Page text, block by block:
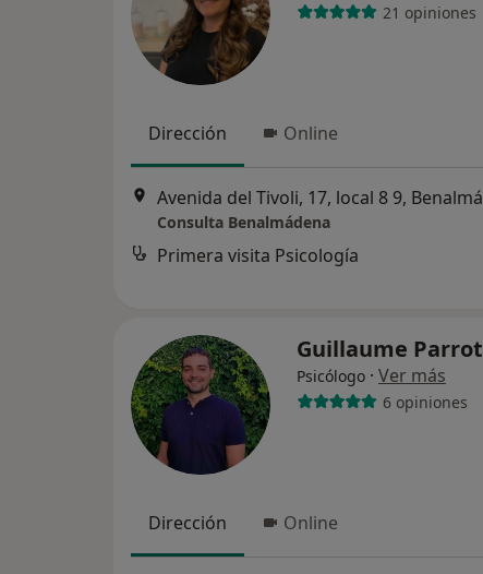
21 opiniones
Dirección Online
Consulta Benalmádena
Primera visita Psicología
Guillaume Parrot
Psicólogo · Ver más
6 opiniones
Dirección Online